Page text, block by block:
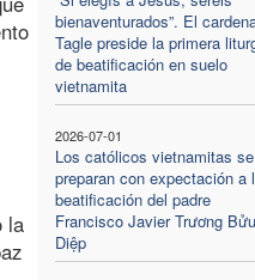
bienaventurados”. El
Tagle preside la primera
de beatificación en suelo
vietnamita
2026-07-01
Los católicos vietnamitas se
preparan con expectación a
beatificación del padre
Francisco Javier Trương Bửu
Diệp
la